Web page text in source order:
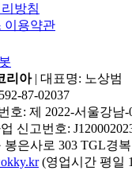
방침
이용약관
리아| 대표명: 노상범
592-87-02037
호: 제 2022-서울강남-
신고번호:
은사로 303 TGL경
(영업시간 평일